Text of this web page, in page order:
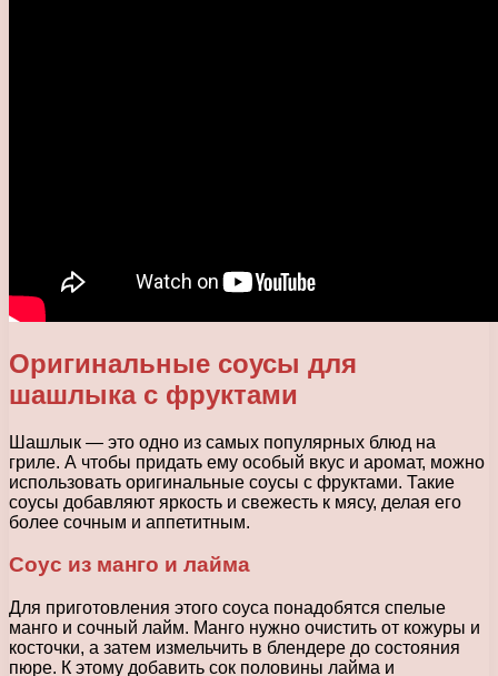
Оригинальные соусы для
шашлыка с фруктами
Шашлык — это одно из самых популярных блюд на
гриле. А чтобы придать ему особый вкус и аромат, можно
использовать оригинальные соусы с фруктами. Такие
соусы добавляют яркость и свежесть к мясу, делая его
более сочным и аппетитным.
Соус из манго и лайма
Для приготовления этого соуса понадобятся спелые
манго и сочный лайм. Манго нужно очистить от кожуры и
косточки, а затем измельчить в блендере до состояния
пюре. К этому добавить сок половины лайма и